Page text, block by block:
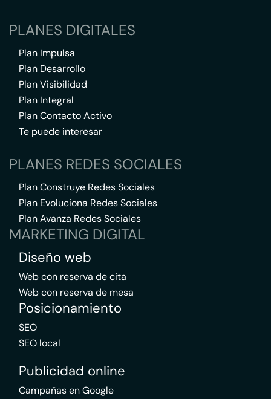
PLANES DIGITALES
Plan Impulsa
Plan Desarrollo
Plan Visibilidad
Plan Integral
Plan Contacto Activo
Te puede interesar
PLANES REDES SOCIALES
Plan Construye Redes Sociales
Plan Evoluciona Redes Sociales
Plan Avanza Redes Sociales
MARKETING DIGITAL
Diseño web
Web con reserva de cita
Web con reserva de mesa
Posicionamiento
SEO
SEO local
Publicidad online
Campañas en Google